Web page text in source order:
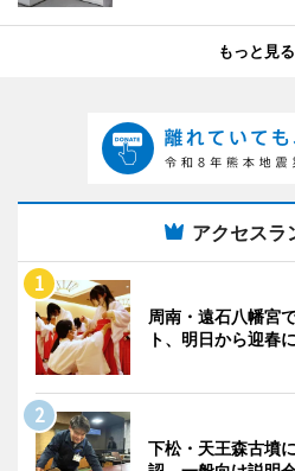
もっと見る
アクセスラ
周南・遠石八幡宮
ト、明日から迎春
下松・天王森古墳